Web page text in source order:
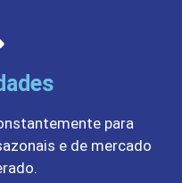
para
e de mercado